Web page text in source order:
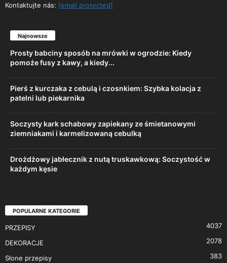
Kontaktujte nás: [email protected]
Najnowsze
Prosty babciny sposób na mrówki w ogrodzie: Kiedy
pomoże fusy z kawy, a kiedy...
Pierś z kurczaka z cebulą i czosnkiem: Szybka kolacja z
patelni lub piekarnika
Soczysty kark schabowy zapiekany ze śmietanowymi
ziemniakami i karmelizowaną cebulką
Drożdżowy jabłecznik z nutą truskawkową: Soczystość w
każdym kęsie
POPULARNE KATEGORIE
PRZEPISY 4037
DEKORACJE 2078
Słone przepisy 383